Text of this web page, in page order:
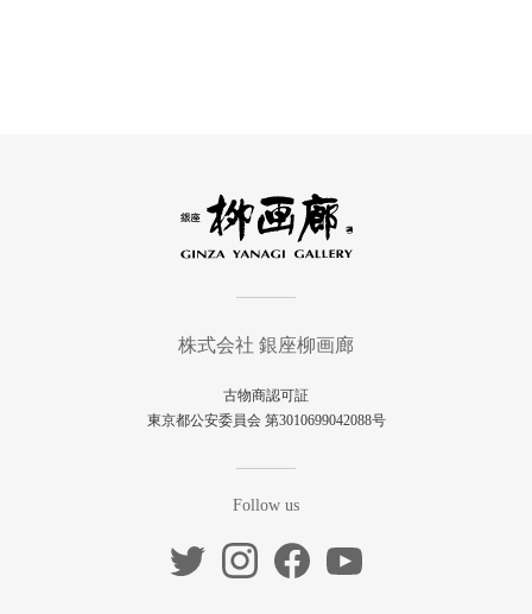
株式会社 銀座柳画廊
古物商認可証
東京都公安委員会 第3010699042088号
Follow us